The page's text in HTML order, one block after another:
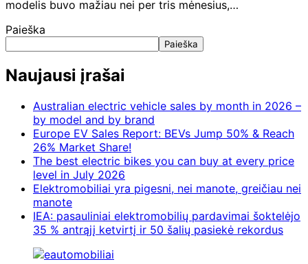
modelis buvo mažiau nei per tris mėnesius,…
Paieška
Paieška
Naujausi įrašai
Australian electric vehicle sales by month in 2026 –
by model and by brand
Europe EV Sales Report: BEVs Jump 50% & Reach
26% Market Share!
The best electric bikes you can buy at every price
level in July 2026
Elektromobiliai yra pigesni, nei manote, greičiau nei
manote
IEA: pasauliniai elektromobilių pardavimai šoktelėjo
35 % antrąjį ketvirtį ir 50 šalių pasiekė rekordus